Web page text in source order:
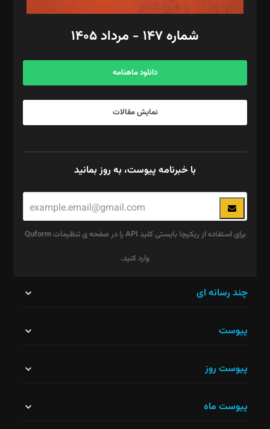
امور مالی: شاپور رهبری، محمد‌ کاظمی‌نیا
آگهی و مشترکین: ۰۹۱۹۹۹۹۰۴۵۴
شماره ۱۴۷ - مرداد ۱۴۰۵
دانلود ماهنامه
نمایش مقالات
با خبرنامه پیوست، به روز بمانید
برای استفاده از ریکپچا بایستی کلید API را در صفحه ی تنظیمات Quform
وارد کنید.
نباید
شود.
چند رسانه ای
پیوست
پیوست روز
پیوست ماه